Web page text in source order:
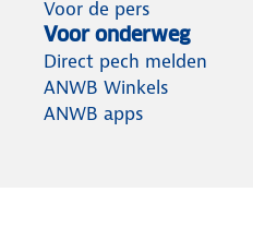
Voor de pers
Voor onderweg
Direct pech melden
ANWB Winkels
ANWB apps